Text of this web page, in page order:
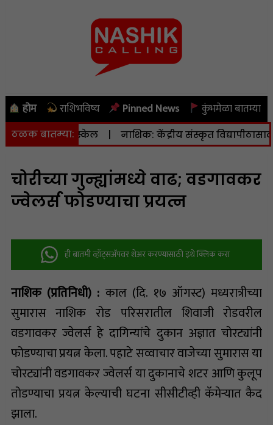
होम राशिभविष्य Pinned News कुंभमेळा बातम्या
ठळक बातम्या:
४.३ रिश्टर स्केल | नाशिक: केंद्रीय संस्कृत विद्यापीठासाठी
चोरीच्या गुन्ह्यांमध्ये वाढ; वडगावकर
ज्वेलर्स फोडण्याचा प्रयत्न
ही बातमी व्हॉट्सअ‍ॅपवर शेअर करण्यासाठी इथे क्लिक करा
नाशिक (प्रतिनिधी) : काल (दि. १७ ऑगस्ट) मध्यरात्रीच्या
सुमारास नाशिक रोड परिसरातील शिवाजी रोडवरील
वडगावकर ज्वेलर्स हे दागिन्यांचे दुकान अज्ञात चोरट्यांनी
फोडण्याचा प्रयत्न केला. पहाटे सव्वाचार वाजेच्या सुमारास या
चोरट्यांनी वडगावकर ज्वेलर्स या दुकानाचे शटर आणि कुलूप
तोडण्याचा प्रयत्न केल्याची घटना सीसीटीव्ही कॅमेऱ्यात कैद
झाला.